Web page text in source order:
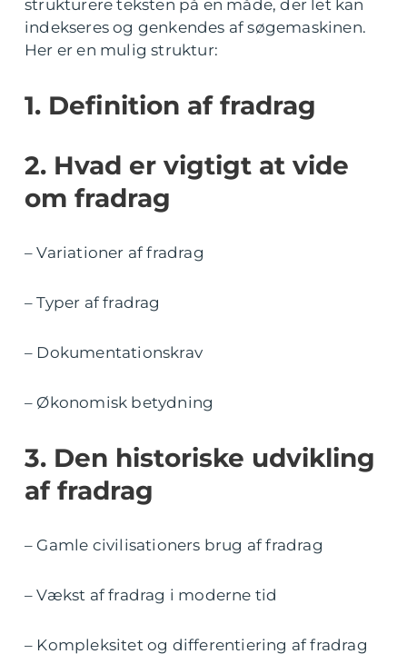
strukturere teksten på en måde, der let kan
indekseres og genkendes af søgemaskinen.
Her er en mulig struktur:
1. Definition af fradrag
2. Hvad er vigtigt at vide
om fradrag
– Variationer af fradrag
– Typer af fradrag
– Dokumentationskrav
– Økonomisk betydning
3. Den historiske udvikling
af fradrag
– Gamle civilisationers brug af fradrag
– Vækst af fradrag i moderne tid
– Kompleksitet og differentiering af fradrag